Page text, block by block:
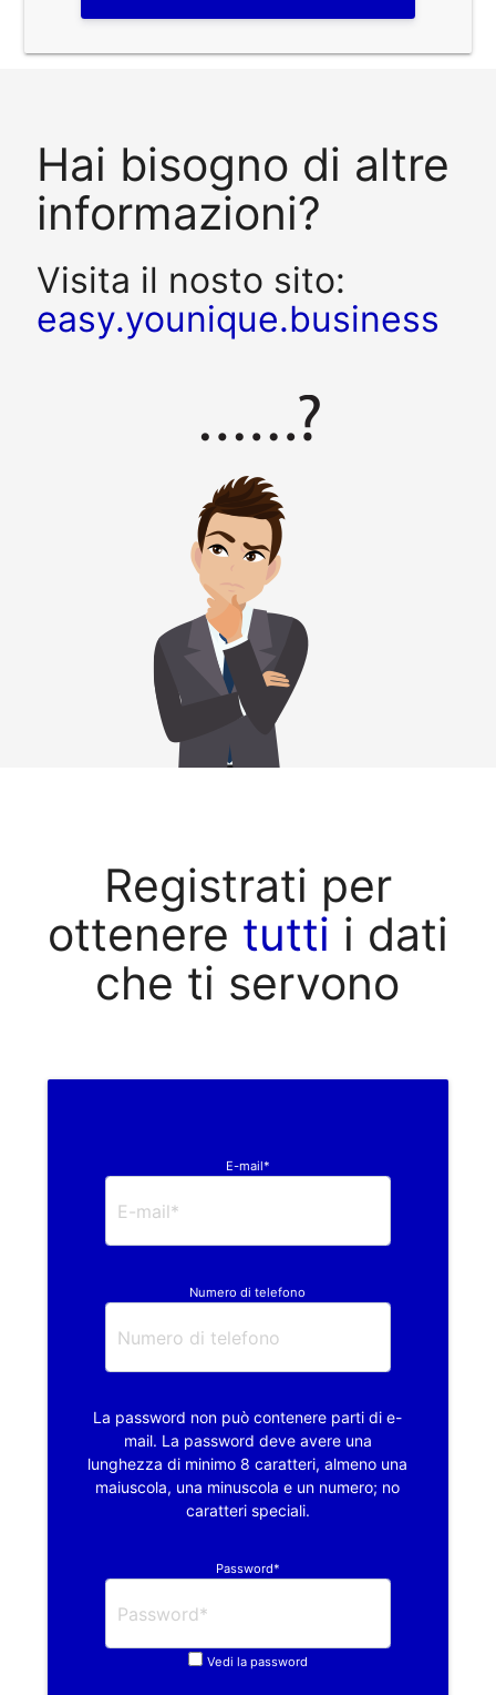
Hai bisogno di altre
informazioni?
Visita il nosto sito:
easy.younique.business
Registrati per
ottenere tutti i dati
che ti servono
E-mail*
Numero di telefono
La password non può contenere parti di e-
mail. La password deve avere una
lunghezza di minimo 8 caratteri, almeno una
maiuscola, una minuscola e un numero; no
caratteri speciali.
Password*
Vedi la password